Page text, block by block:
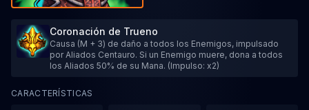
Coronación de Trueno
Causa (M + 3) de daño a todos los Enemigos, impulsado
por Aliados Centauro. Si un Enemigo muere, dona a todos
los Aliados 50% de su Mana. (Impulso: x2)
CARACTERÍSTICAS